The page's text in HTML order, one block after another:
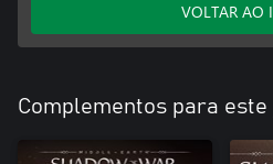
VOLTAR AO
Complementos para este